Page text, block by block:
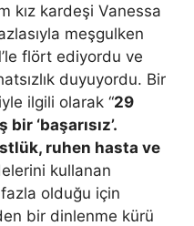
kız kardeşi Vanessa
meşgulken
’le flört ediyordu ve
duyuyordu. Bir
ilgili olarak “29
‘başarısız’.
ruhen hasta ve
kullanan
olduğu için
bir dinlenme kürü